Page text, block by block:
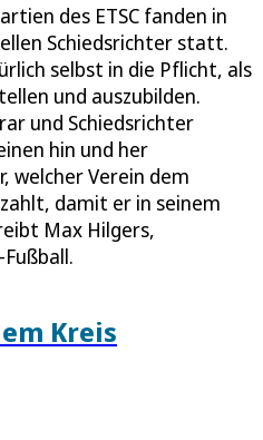
des ETSC fanden in
Schiedsrichter statt.
selbst in die Pflicht, als
und auszubilden.
und Schiedsrichter
hin und her
welcher Verein dem
damit er in seinem
Max Hilgers,
Kreis